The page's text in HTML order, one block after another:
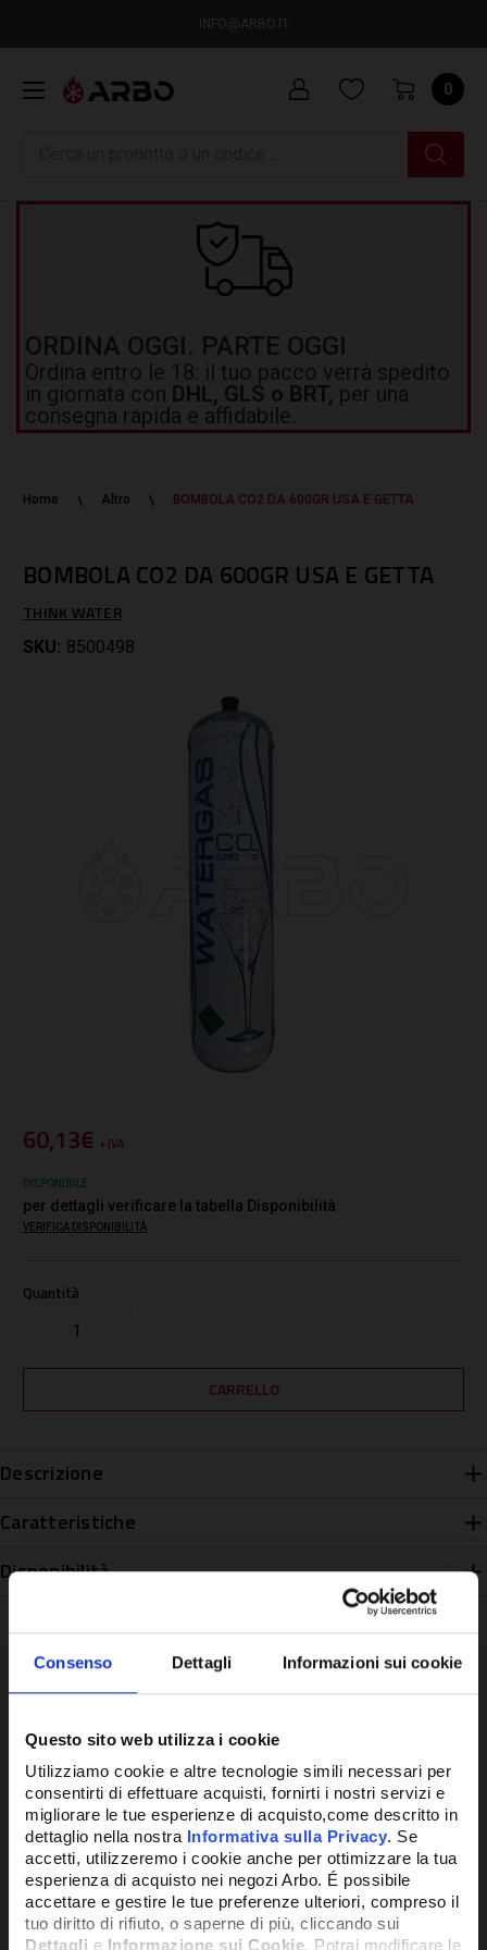
Consenso Dettagli Informazioni sui cookie
Questo sito web utilizza i cookie
Utilizziamo cookie e altre tecnologie simili necessari per
consentirti di effettuare acquisti, fornirti i nostri servizi e
migliorare le tue esperienze di acquisto,come descritto in
dettaglio nella nostra Informativa sulla Privacy. Se
accetti, utilizzeremo i cookie anche per ottimizzare la tua
esperienza di acquisto nei negozi Arbo. É possibile
accettare e gestire le tue preferenze ulteriori, compreso il
tuo diritto di rifiuto, o saperne di più, cliccando sui
Dettagli e Informazione sui Cookie. Potrai modificare le
INFO@ARBO.IT
0
ORDINA OGGI. PARTE OGGI
Ordina entro le 18: il tuo pacco verrà spedito
in giornata con DHL, GLS o BRT, per una
consegna rapida e affidabile.
Home Altro BOMBOLA CO2 DA 600GR USA E GETTA
BOMBOLA CO2 DA 600GR USA E GETTA
THINK WATER
SKU: 8500498
60,13€ + IVA
DISPONIBILE
per dettagli verificare la tabella Disponibilità
VERIFICA DISPONIBILITÀ
Quantità
Descrizione
Caratteristiche
Disponibilità
Potrebbe anche interessarti
PROMO